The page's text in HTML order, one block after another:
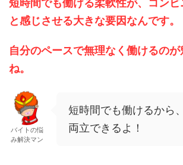
短時間でも働ける柔軟性が、コン
と感じさせる大きな要因なんです。
自分のペースで無理なく働けるのが
ね。
バイトの悩
み解決マン
短時間でも働けるから
両立できるよ！